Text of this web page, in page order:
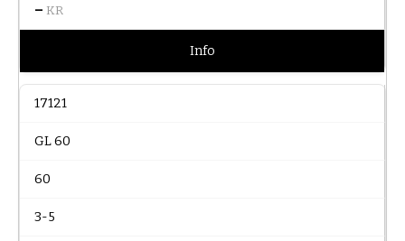
– KR
Info
17121
GL 60
60
3-5